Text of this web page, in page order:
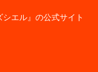
エル』の公式サイト